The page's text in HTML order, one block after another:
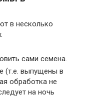
в несколько
сами семена.
(т.е. выпущены в
обработка не
на ночь